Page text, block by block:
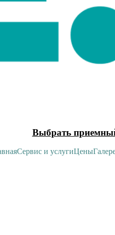
Выбрать
Сервис и услугиЦены